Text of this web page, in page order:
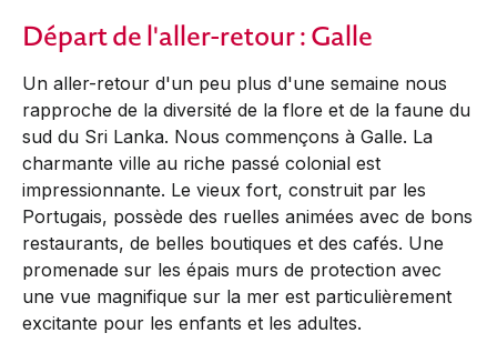
Départ de l'aller-retour : Galle
Un aller-retour d'un peu plus d'une semaine nous
rapproche de la diversité de la flore et de la faune du
sud du Sri Lanka. Nous commençons à Galle. La
charmante ville au riche passé colonial est
impressionnante. Le vieux fort, construit par les
Portugais, possède des ruelles animées avec de bons
restaurants, de belles boutiques et des cafés. Une
promenade sur les épais murs de protection avec
une vue magnifique sur la mer est particulièrement
excitante pour les enfants et les adultes.